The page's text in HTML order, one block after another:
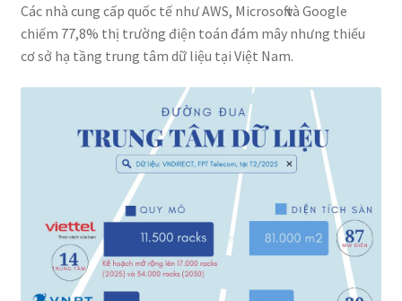
Các nhà cung cấp quốc tế như AWS, Microsoft và Google
chiếm 77,8% thị trường điện toán đám mây nhưng thiếu
cơ sở hạ tầng trung tâm dữ liệu tại Việt Nam.